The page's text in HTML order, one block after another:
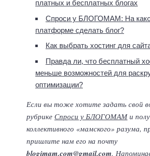
платных и бесплатных блогах
Спроси у БЛОГОМАМ: На
платформе сделать блог?
Как выбрать хостинг для
Правда ли, что бесплатный
меньше возможностей для
оптимизации?
Если вы тоже хотите задать свой
рубрике Спроси у БЛОГОМАМ и
коллективного «мамского» разума,
пришлите нам его на почту
blogimam.com@gmail.com.